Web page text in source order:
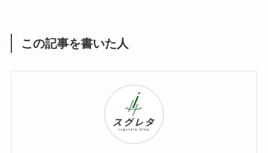
この記事を書いた人